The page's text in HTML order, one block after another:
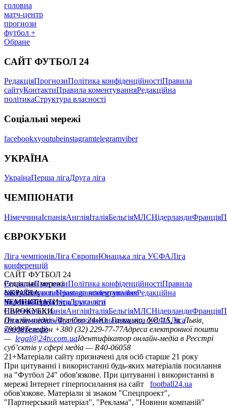
головна
матч-центр
прогнози
футбол +
Обране
САЙТ ФУТБОЛ 24
РедакціяПрогнозиПолітика конфіденційностіПравила
сайтуКонтактиПравила коментуванняРедакційна
політикаСтруктура власності
Соціальні мережі
facebookxyoutubeinstagramtelegramviber
УКРАЇНА
УкраїнаПерша лігаДруга ліга
ЧЕМПІОНАТИ
НімеччинаІспаніяАнгліяІталіяБельгіяМЛСНідерландиФранція
ЄВРОКУБКИ
Ліга чемпіонівЛіга ЄвропиЮнацька ліга УЄФАЛіга
конференцій
САЙТ ФУТБОЛ 24
РедакціяПрогнозиПолітика конфіденційностіПравила
сайтуКонтактиПравила коментуванняРедакційна
політикаСтруктура власності
Соціальні мережі
facebookxyoutubeinstagramtelegramviber
УКРАЇНА
УкраїнаПерша лігаДруга ліга
ЧЕМПІОНАТИ
НімеччинаІспаніяАнгліяІталіяБельгіяМЛСНідерландиФранція
ЄВРОКУБКИ
Ліга чемпіонівЛіга ЄвропиЮнацька ліга УЄФАЛіга
конференцій
Онлайн-медіа «Футбол 24»пл. Галицька, буд. 15, м. Львів,
79008Телефон +380 (32) 229-77-77Адреса електронної пошти
— legal@24tv.com.uaІдентифікатор онлайн-медіа в Реєстрі
суб’єктів у сфері медіа — R40-06058
21+Матеріали сайту призначені для осіб старше 21 року
При цитуванні і використанні будь-яких матеріалів посилання
на "Футбол 24" обов'язкове. При цитуванні і використанні в
мережі Інтернет гіперпосилання на сайт
football24.ua
обов'язкове. Матеріали зі знаком "Спецпроект",
"Партнерський матеріал", "Реклама", "Новини компаній"